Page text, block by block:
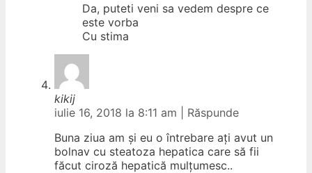
Da, puteti veni sa vedem despre ce
este vorba
Cu stima
kikij
iulie 16, 2018 la 8:11 am
Răspunde
Buna ziua am și eu o întrebare ați avut un
bolnav cu steatoza hepatica care să fii
făcut ciroză hepatică mulțumesc..